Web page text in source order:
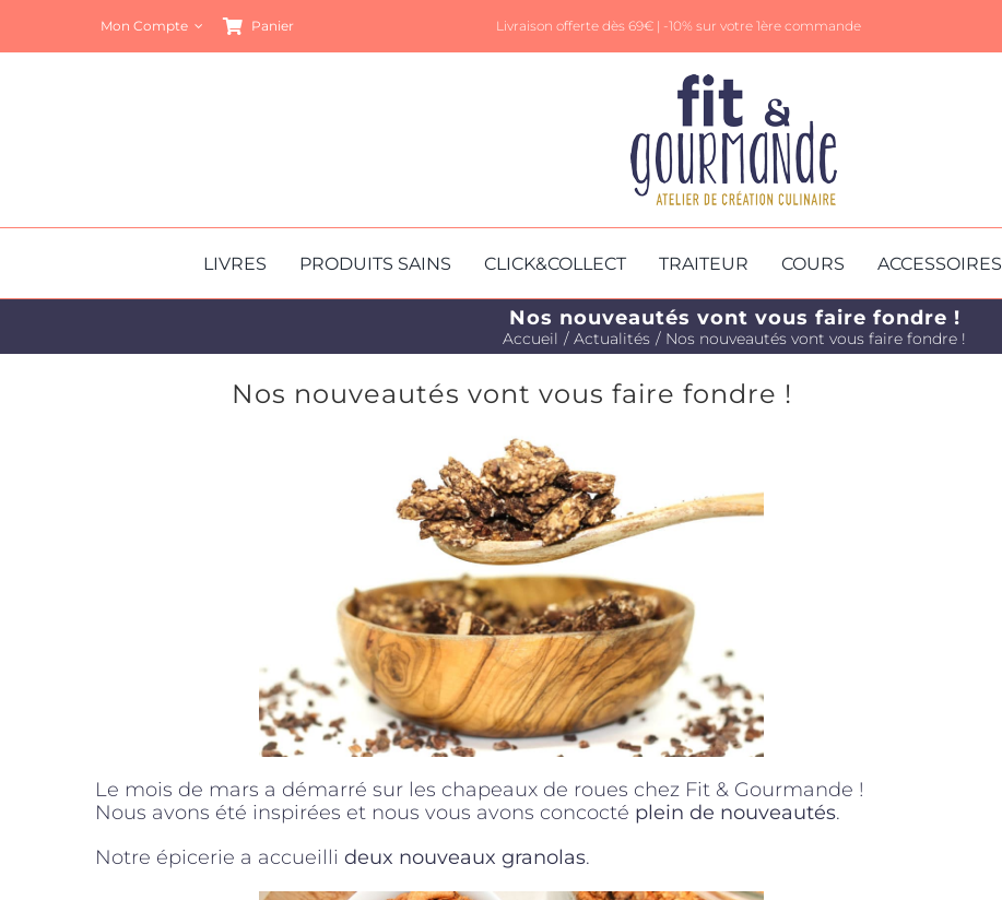
contenu
Mon Compte Panier Livraison offerte dès 69€ | -10% sur votre 1ère commande
LIVRES PRODUITS SAINS CLICK&COLLECT TRAITEUR COURS ACCESSOIRES
Nos nouveautés vont vous faire fondre !
Accueil Actualités Nos nouveautés vont vous faire fondre !
Nos nouveautés vont vous faire fondre !
Le mois de mars a démarré sur les chapeaux de roues chez Fit & Gourmande !
Nous avons été inspirées et nous vous avons concocté plein de nouveautés.
Notre épicerie a accueilli deux nouveaux granolas.